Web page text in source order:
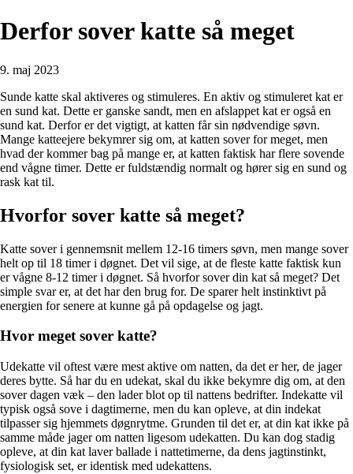
Derfor sover katte så meget
9. maj 2023
Sunde katte skal aktiveres og stimuleres. En aktiv og stimuleret kat er
en sund kat. Dette er ganske sandt, men en afslappet kat er også en
sund kat. Derfor er det vigtigt, at katten får sin nødvendige søvn.
Mange katteejere bekymrer sig om, at katten sover for meget, men
hvad der kommer bag på mange er, at katten faktisk har flere sovende
end vågne timer. Dette er fuldstændig normalt og hører sig en sund og
rask kat til.
Hvorfor sover katte så meget?
Katte sover i gennemsnit mellem 12-16 timers søvn, men mange sover
helt op til 18 timer i døgnet. Det vil sige, at de fleste katte faktisk kun
er vågne 8-12 timer i døgnet. Så hvorfor sover din kat så meget? Det
simple svar er, at det har den brug for. De sparer helt instinktivt på
energien for senere at kunne gå på opdagelse og jagt.
Hvor meget sover katte?
Udekatte vil oftest være mest aktive om natten, da det er her, de jager
deres bytte. Så har du en udekat, skal du ikke bekymre dig om, at den
sover dagen væk – den lader blot op til nattens bedrifter. Indekatte vil
typisk også sove i dagtimerne, men du kan opleve, at din indekat
tilpasser sig hjemmets døgnrytme. Grunden til det er, at din kat ikke på
samme måde jager om natten ligesom udekatten. Du kan dog stadig
opleve, at din kat laver ballade i nattetimerne, da dens jagtinstinkt,
fysiologisk set, er identisk med udekattens.